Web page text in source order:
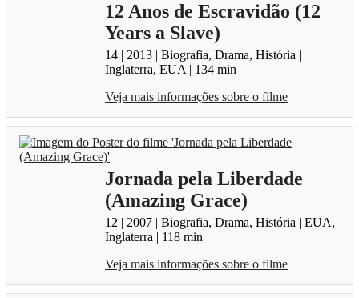
12 Anos de Escravidão (12
Years a Slave)
14 | 2013 | Biografia, Drama, História |
Inglaterra, EUA | 134 min
Veja mais informações sobre o filme
Jornada pela Liberdade
(Amazing Grace)
12 | 2007 | Biografia, Drama, História | EUA,
Inglaterra | 118 min
Veja mais informações sobre o filme